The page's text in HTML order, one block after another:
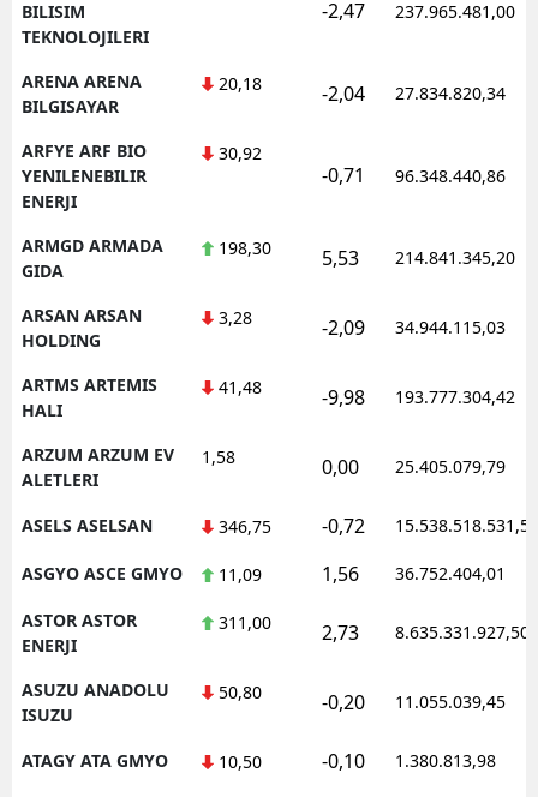
BILISIM
TEKNOLOJILERI
-2,47 237.965.481,00
ARENA ARENA
BILGISAYAR
20,18 -2,04 27.834.820,34
ARFYE ARF BIO
YENILENEBILIR
ENERJI
30,92
-0,71 96.348.440,86
ARMGD ARMADA
GIDA
198,30 5,53 214.841.345,20
ARSAN ARSAN
HOLDING
3,28 -2,09 34.944.115,03
ARTMS ARTEMIS
HALI
41,48 -9,98 193.777.304,42
ARZUM ARZUM EV
ALETLERI
1,58 0,00 25.405.079,79
ASELS ASELSAN 346,75 -0,72 15.538.518.531,50
ASGYO ASCE GMYO 11,09 1,56 36.752.404,01
ASTOR ASTOR
ENERJI
311,00 2,73 8.635.331.927,50
ASUZU ANADOLU
ISUZU
50,80 -0,20 11.055.039,45
ATAGY ATA GMYO 10,50 -0,10 1.380.813,98